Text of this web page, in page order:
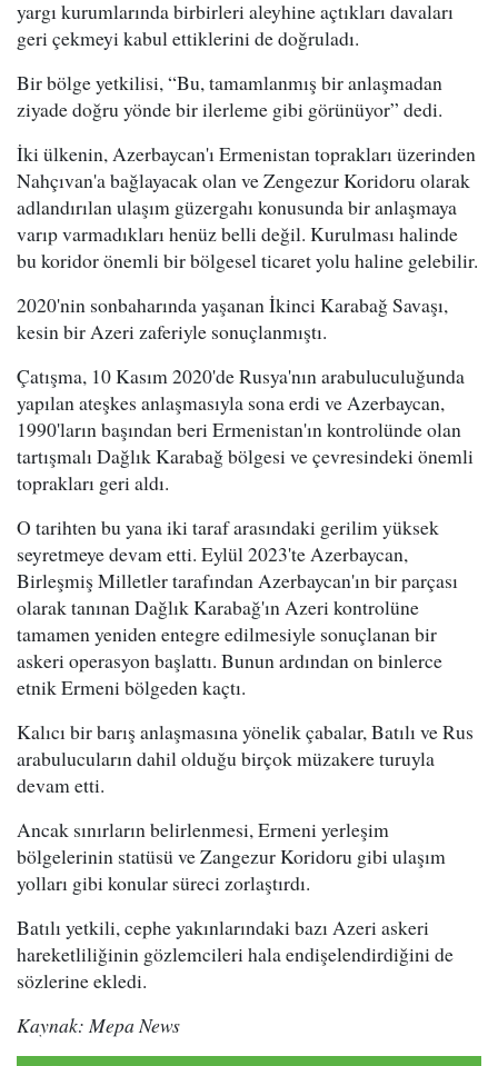
yargı kurumlarında birbirleri aleyhine açtıkları davaları
geri çekmeyi kabul ettiklerini de doğruladı.
Bir bölge yetkilisi, “Bu, tamamlanmış bir anlaşmadan
ziyade doğru yönde bir ilerleme gibi görünüyor” dedi.
İki ülkenin, Azerbaycan'ı Ermenistan toprakları üzerinden
Nahçıvan'a bağlayacak olan ve Zengezur Koridoru olarak
adlandırılan ulaşım güzergahı konusunda bir anlaşmaya
varıp varmadıkları henüz belli değil. Kurulması halinde
bu koridor önemli bir bölgesel ticaret yolu haline gelebilir.
2020'nin sonbaharında yaşanan İkinci Karabağ Savaşı,
kesin bir Azeri zaferiyle sonuçlanmıştı.
Çatışma, 10 Kasım 2020'de Rusya'nın arabuluculuğunda
yapılan ateşkes anlaşmasıyla sona erdi ve Azerbaycan,
1990'ların başından beri Ermenistan'ın kontrolünde olan
tartışmalı Dağlık Karabağ bölgesi ve çevresindeki önemli
toprakları geri aldı.
O tarihten bu yana iki taraf arasındaki gerilim yüksek
seyretmeye devam etti. Eylül 2023'te Azerbaycan,
Birleşmiş Milletler tarafından Azerbaycan'ın bir parçası
olarak tanınan Dağlık Karabağ'ın Azeri kontrolüne
tamamen yeniden entegre edilmesiyle sonuçlanan bir
askeri operasyon başlattı. Bunun ardından on binlerce
etnik Ermeni bölgeden kaçtı.
Kalıcı bir barış anlaşmasına yönelik çabalar, Batılı ve Rus
arabulucuların dahil olduğu birçok müzakere turuyla
devam etti.
Ancak sınırların belirlenmesi, Ermeni yerleşim
bölgelerinin statüsü ve Zangezur Koridoru gibi ulaşım
yolları gibi konular süreci zorlaştırdı.
Batılı yetkili, cephe yakınlarındaki bazı Azeri askeri
hareketliliğinin gözlemcileri hala endişelendirdiğini de
sözlerine ekledi.
Kaynak: Mepa News